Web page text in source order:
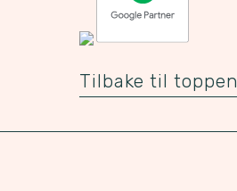
Tilbake til toppen